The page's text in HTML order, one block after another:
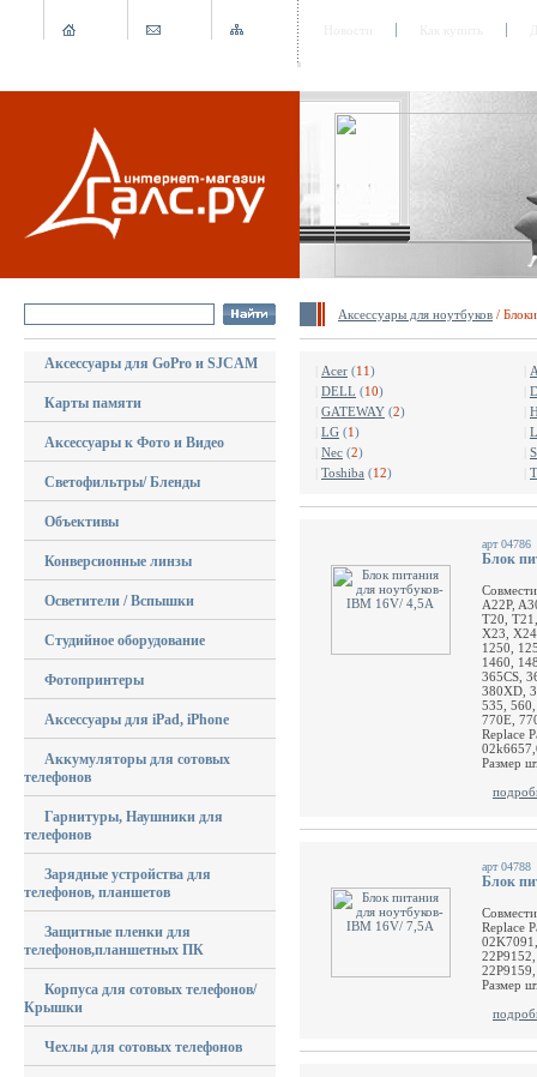
Аксессуары для ноутбуков /
Аксессуары для GoPro и SJCAM
Карты памяти
Аксессуары к Фото и Видео
Светофильтры/ Бленды
Объективы
Конверсионные линзы
Осветители / Вспышки
Студийное оборудование
Фотопринтеры
Аксессуары для iPad, iPhone
Аккумуляторы для сотовых
телефонов
Гарнитуры, Наушники для
телефонов
Зарядные устройства для
телефонов, планшетов
Защитные пленки для
телефонов,планшетных ПК
Корпуса для сотовых телефонов/
Крышки
Чехлы для сотовых телефонов
Acer (11)
DELL (10)
GATEWAY (2)
LG (1)
Nec (2)
Toshiba (12)
арт 04786
Блок
A22P,
T20,
X23,
1250,
1460,
365CS,
380XD,
535,
770E,
Replace
Размер
арт 04788
Блок
Replace
Размер